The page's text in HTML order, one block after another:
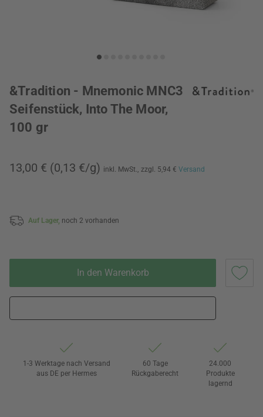
&Tradition - Mnemonic MNC3
Seifenstück, Into The Moor,
100 gr
13,00 € (0,13 €/g) inkl. MwSt., zzgl. 5,94 € Versand
Auf Lager, noch 2 vorhanden
In den Warenkorb
1-3 Werktage nach Versand
aus DE per Hermes
60 Tage
Rückgaberecht
24.000
Produkte
lagernd